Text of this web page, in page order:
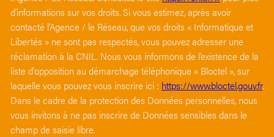
d’informations sur vos droits. Si vous estimez, après avoir
contacté l'Agence / le Réseau, que vos droits « Informatique et
Libertés » ne sont pas respectés, vous pouvez adresser une
réclamation à la CNIL. Nous vous informons de l’existence de la
liste d'opposition au démarchage téléphonique « Bloctel », sur
laquelle vous pouvez vous inscrire ici : https://www.bloctel.gouv.fr.
Dans le cadre de la protection des Données personnelles, nous
vous invitons à ne pas inscrire de Données sensibles dans le
champ de saisie libre.